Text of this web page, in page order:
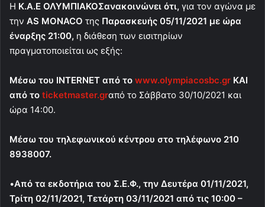
H Κ.Α.Ε ΟΛΥΜΠΙΑΚΟΣανακοινώνει ότι, για τον αγώνα με
την AS MONACO της Παρασκευής 05/11/2021 με ώρα
έναρξης 21:00, η διάθεση των εισιτηρίων
πραγματοποιείται ως εξής:
Μέσω του INTERNET από το www.olympiacosbc.gr ΚΑΙ
από το ticketmaster.grαπό το Σάββατο 30/10/2021 και
ώρα 14:00.
Μέσω του τηλεφωνικού κέντρου στο τηλέφωνο 210
8938007.
•Από τα εκδοτήρια του Σ.Ε.Φ., την Δευτέρα 01/11/2021,
Τρίτη 02/11/2021, Τετάρτη 03/11/2021 από τις 10:00 –